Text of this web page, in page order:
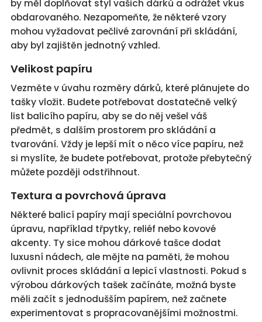
by měl doplňovat styl vašich dárků a odrážet vkus
obdarovaného. Nezapomeňte, že některé vzory
mohou vyžadovat pečlivé zarovnání při skládání,
aby byl zajištěn jednotný vzhled.
Velikost papíru
Vezměte v úvahu rozměry dárků, které plánujete do
tašky vložit. Budete potřebovat dostatečně velký
list balicího papíru, aby se do něj vešel váš
předmět, s dalším prostorem pro skládání a
tvarování. Vždy je lepší mít o něco více papíru, než
si myslíte, že budete potřebovat, protože přebytečný
můžete později odstřihnout.
Textura a povrchová úprava
Některé balicí papíry mají speciální povrchovou
úpravu, například třpytky, reliéf nebo kovové
akcenty. Ty sice mohou dárkové tašce dodat
luxusní nádech, ale mějte na paměti, že mohou
ovlivnit proces skládání a lepicí vlastnosti. Pokud s
výrobou dárkových tašek začínáte, možná byste
měli začít s jednodušším papírem, než začnete
experimentovat s propracovanějšími možnostmi.